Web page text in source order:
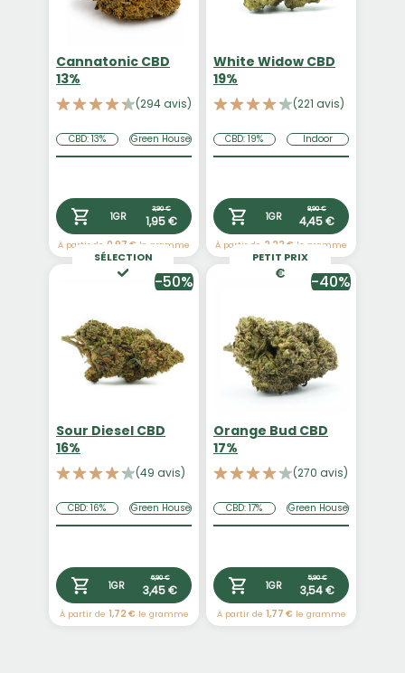
Cannatonic CBD
13%
(294 avis)
CBD: 13% Green House
1GR
3,90 €
1,95 €
À partir de 0,97 € le gramme
White Widow CBD
19%
(221 avis)
CBD: 19% Indoor
1GR
8,90 €
4,45 €
À partir de 2,22 € le gramme
SÉLECTION
-50%
Sour Diesel CBD
16%
(49 avis)
CBD: 16% Green House
1GR
6,90 €
3,45 €
À partir de 1,72 € le gramme
PETIT PRIX
-40%
Orange Bud CBD
17%
(270 avis)
CBD: 17% Green House
1GR
5,90 €
3,54 €
À partir de 1,77 € le gramme